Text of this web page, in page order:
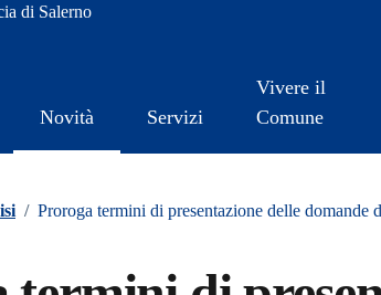
di Salerno
Novità Servizi
Vivere il
Comune
/ Proroga termini di presentazione delle